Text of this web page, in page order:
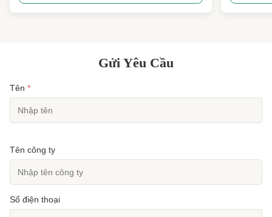
polyester fiber manufactured via advanced melt-
lại hiệu
Gửi Yêu Cầu
Tên *
Tên công ty
Số điện thoại